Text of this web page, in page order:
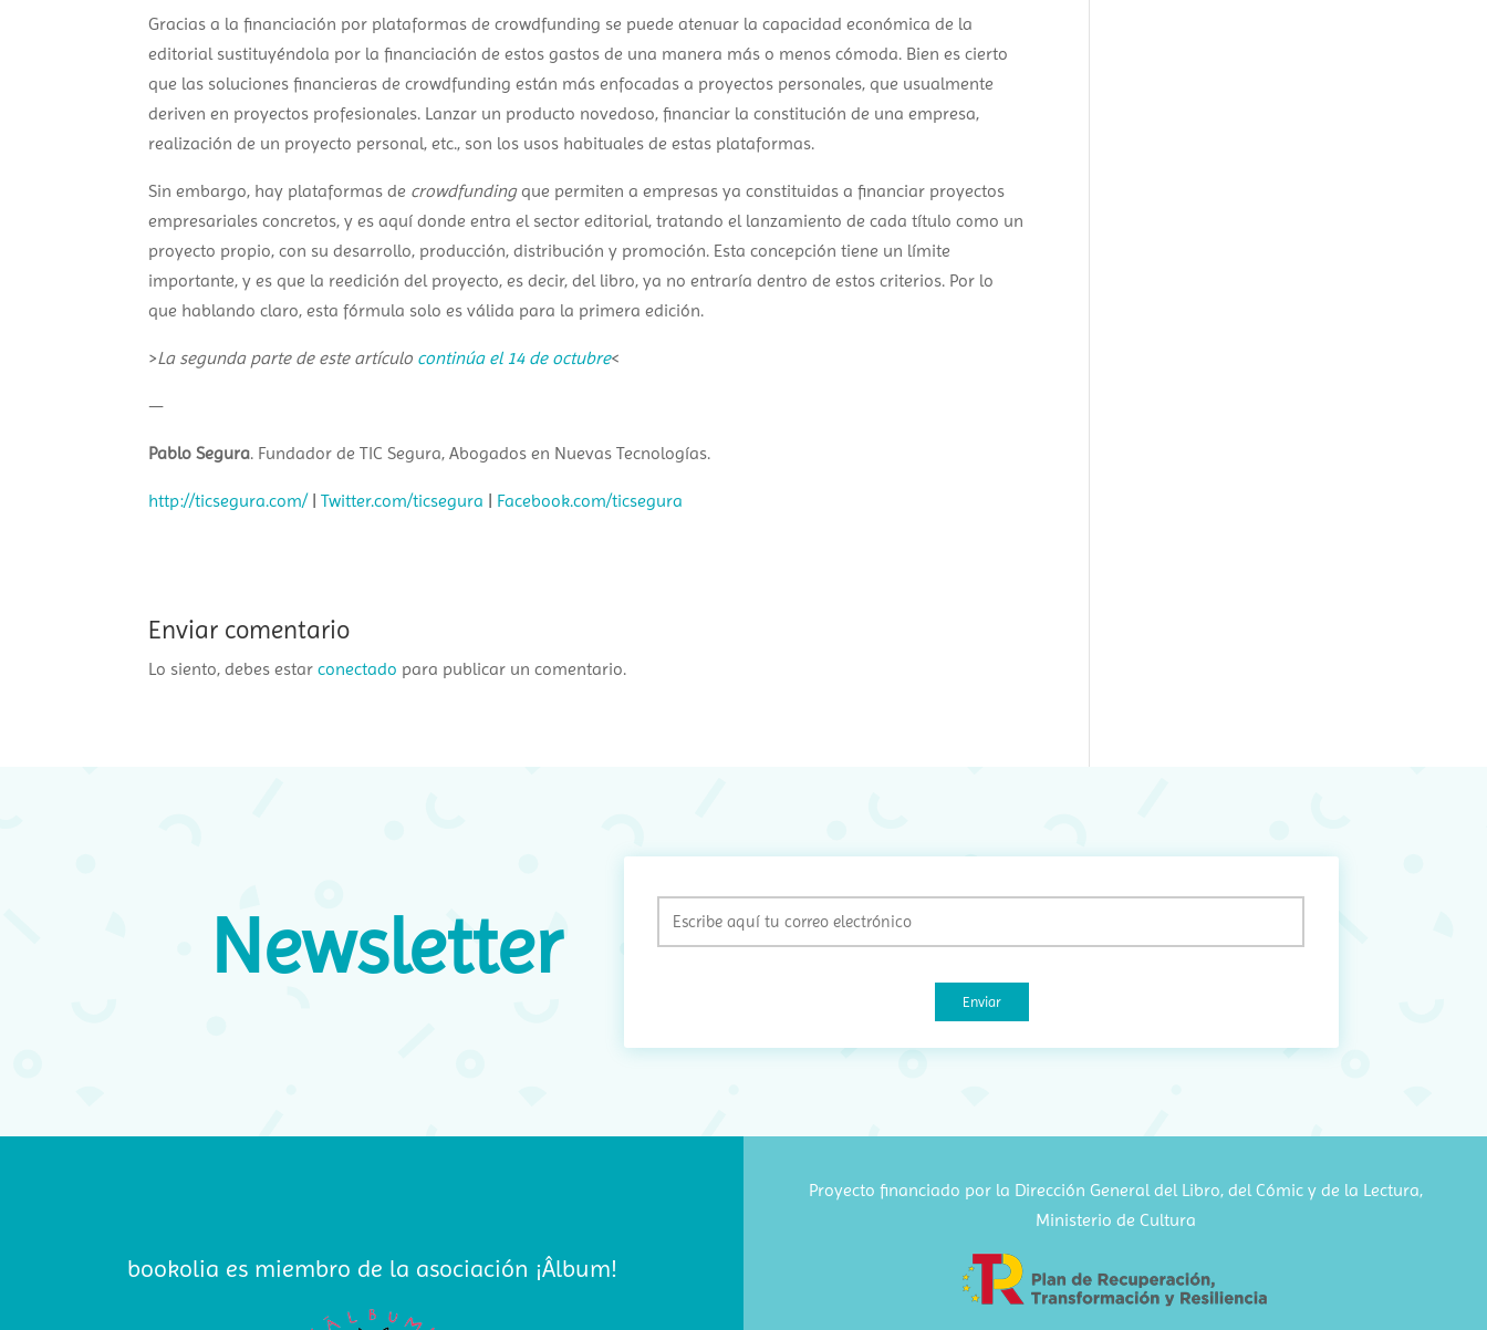
Gracias a la financiación por plataformas de crowdfunding se puede atenuar la capacidad económica de la
editorial sustituyéndola por la financiación de estos gastos de una manera más o menos cómoda. Bien es cierto
que las soluciones financieras de crowdfunding están más enfocadas a proyectos personales, que usualmente
deriven en proyectos profesionales. Lanzar un producto novedoso, financiar la constitución de una empresa,
realización de un proyecto personal, etc., son los usos habituales de estas plataformas.
Sin embargo, hay plataformas de crowdfundingque permiten a empresas ya constituidas a financiar proyectos
empresariales concretos, y es aquí donde entra el sector editorial, tratando el lanzamiento de cada título como un
proyecto propio, con su desarrollo, producción, distribución y promoción. Esta concepción tiene un límite
importante, y es que la reedición del proyecto, es decir, del libro, ya no entraría dentro de estos criterios. Por lo
que hablando claro, esta fórmula solo es válida para la primera edición.
>La segunda parte de este artículo continúa el 14 de octubre<
—
Pablo Segura. Fundador de TIC Segura, Abogados en Nuevas Tecnologías.
http://ticsegura.com/|Twitter.com/ticsegura Facebook.com/ticsegura
Enviar comentario
Lo siento, debes estarconectado para publicar un comentario.
Newsletter
bookolia es miembro de la asociación ¡Âlbum!
Proyecto financiado por la Dirección General del Libro, del Cómic y de la Lectura,
Ministerio de Cultura